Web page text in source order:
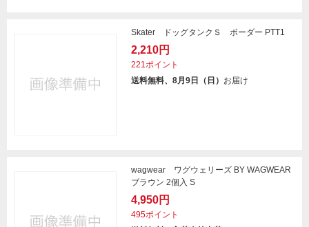
Skater ドッグタンクＳ ボーダー PTT1
2,210円
221ポイント
送料無料、8月9日（日） お届け
wagwear ワグウェリーズ BY WAGWEAR
ブラウン 2個入 S
4,950円
495ポイント